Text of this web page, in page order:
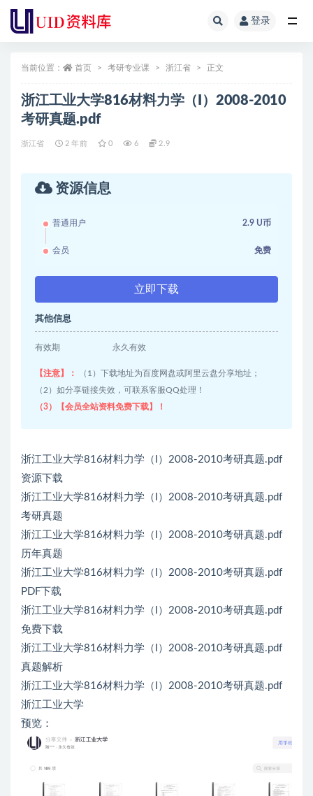
登录
当前位置： 首页 考研专业课 浙江省 正文
浙江工业大学816材料力学（I）2008-2010
考研真题.pdf
浙江省 2 年前 0 6 2.9
资源信息
普通用户 2.9 U币
会员 免费
立即下载
其他信息
有效期 永久有效
【注意】：
（1）下载地址为百度网盘或阿里云盘分享地址；
（2）如分享链接失效，可联系客服QQ处理！
（3）【会员全站资料免费下载】！
浙江工业大学816材料力学（I）2008-2010考研真题.pdf
资源下载
浙江工业大学816材料力学（I）2008-2010考研真题.pdf
考研真题
浙江工业大学816材料力学（I）2008-2010考研真题.pdf
历年真题
浙江工业大学816材料力学（I）2008-2010考研真题.pdf
PDF下载
浙江工业大学816材料力学（I）2008-2010考研真题.pdf
免费下载
浙江工业大学816材料力学（I）2008-2010考研真题.pdf
真题解析
浙江工业大学816材料力学（I）2008-2010考研真题.pdf
浙江工业大学
预览：